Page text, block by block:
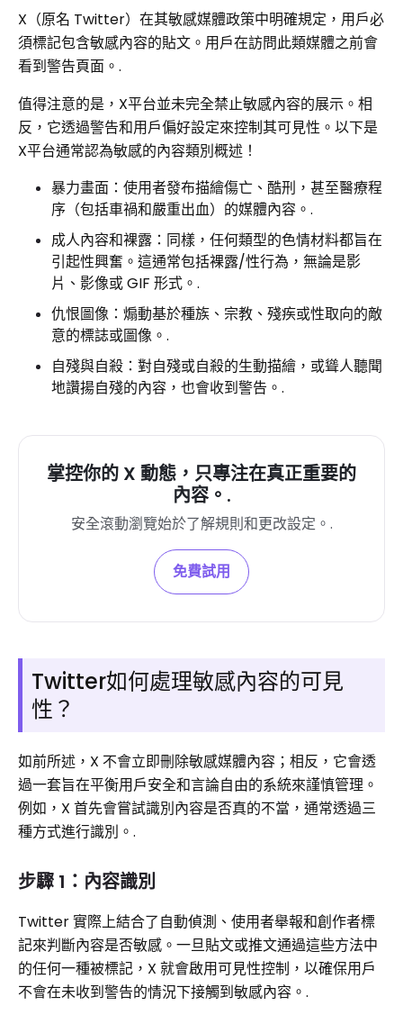
X（原名 Twitter）在其敏感媒體政策中明確規定，用戶必
須標記包含敏感內容的貼文。用戶在訪問此類媒體之前會
看到警告頁面。.
值得注意的是，X平台並未完全禁止敏感內容的展示。相
反，它透過警告和用戶偏好設定來控制其可見性。以下是
X平台通常認為敏感的內容類別概述！
暴力畫面：使用者發布描繪傷亡、酷刑，甚至醫療程
序（包括車禍和嚴重出血）的媒體內容。.
成人內容和裸露：同樣，任何類型的色情材料都旨在
引起性興奮。這通常包括裸露/性行為，無論是影
片、影像或 GIF 形式。.
仇恨圖像：煽動基於種族、宗教、殘疾或性取向的敵
意的標誌或圖像。.
自殘與自殺：對自殘或自殺的生動描繪，或聳人聽聞
地讚揚自殘的內容，也會收到警告。.
掌控你的 X 動態，只專注在真正重要的
內容。.
安全滾動瀏覽始​​於了解規則和更改設定。.
免費試用
Twitter如何處理敏感內容的可見
性？
如前所述，X 不會立即刪除敏感媒體內容；相反，它會透
過一套​​旨在平衡用戶安全和言論自由的系統來謹慎管理。
例如，X 首先會嘗試識別內容是否真的不當，通常透過三
種方式進行識別。.
步驟 1：內容識別
Twitter 實際上結合了自動偵測、使用者舉報和創作者標
記來判斷內容是否敏感。一旦貼文或推文通過這些方法中
的任何一種被標記，X 就會啟用可見性控制，以確保用戶
不會在未收到警告的情況下接觸到敏感內容。.